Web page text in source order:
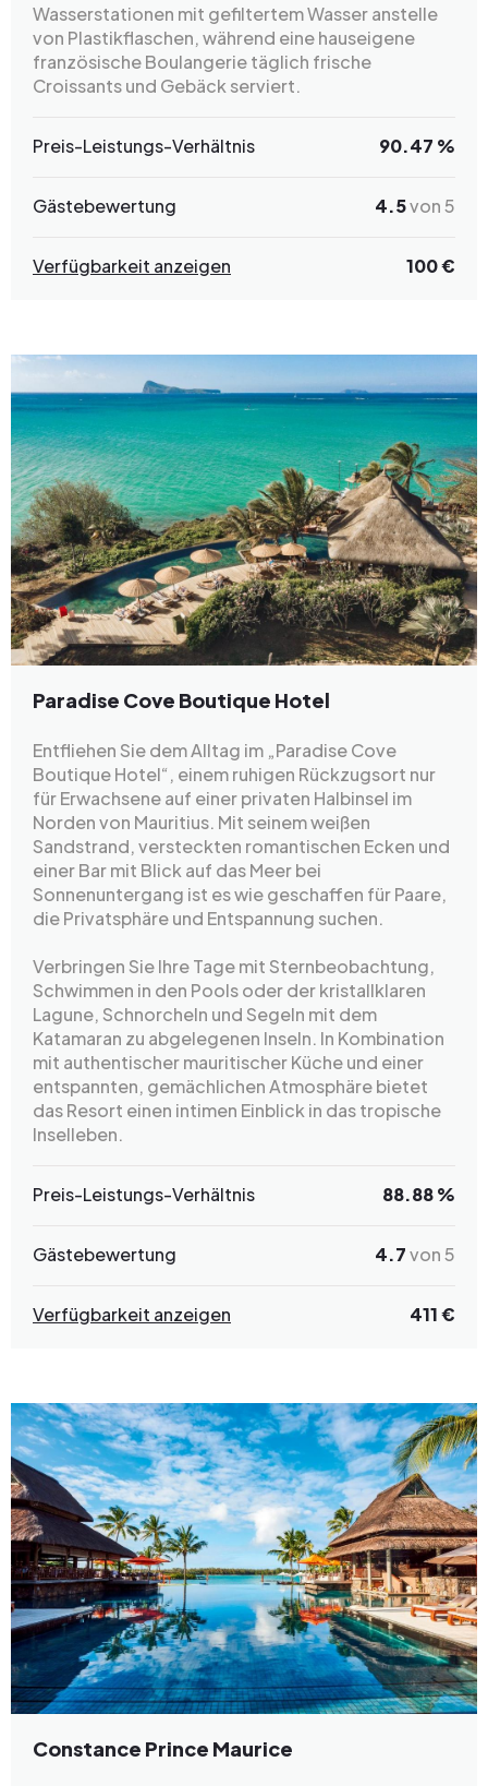
Wasserstationen mit gefiltertem Wasser anstelle
von Plastikflaschen, während eine hauseigene
französische Boulangerie täglich frische
Croissants und Gebäck serviert.
Preis-Leistungs-Verhältnis 90.47 %
Gästebewertung 4.5von 5
Verfügbarkeit anzeigen 100 €
Paradise Cove Boutique Hotel
Entfliehen Sie dem Alltag im „Paradise Cove
Boutique Hotel“, einem ruhigen Rückzugsort nur
für Erwachsene auf einer privaten Halbinsel im
Norden von Mauritius. Mit seinem weißen
Sandstrand, versteckten romantischen Ecken und
einer Bar mit Blick auf das Meer bei
Sonnenuntergang ist es wie geschaffen für Paare,
die Privatsphäre und Entspannung suchen.
Verbringen Sie Ihre Tage mit Sternbeobachtung,
Schwimmen in den Pools oder der kristallklaren
Lagune, Schnorcheln und Segeln mit dem
Katamaran zu abgelegenen Inseln. In Kombination
mit authentischer mauritischer Küche und einer
entspannten, gemächlichen Atmosphäre bietet
das Resort einen intimen Einblick in das tropische
Inselleben.
Preis-Leistungs-Verhältnis 88.88 %
Gästebewertung 4.7von 5
Verfügbarkeit anzeigen 411 €
Constance Prince Maurice